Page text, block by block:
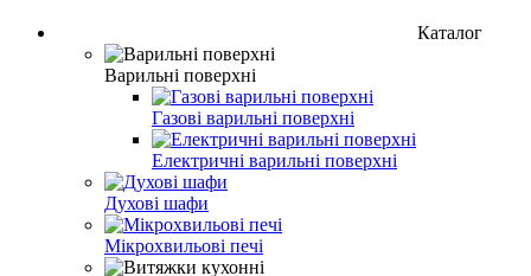
Каталог
Варильні поверхні
Газові варильні поверхні
Електричні варильні поверхні
Духові шафи
Мікрохвильові печі